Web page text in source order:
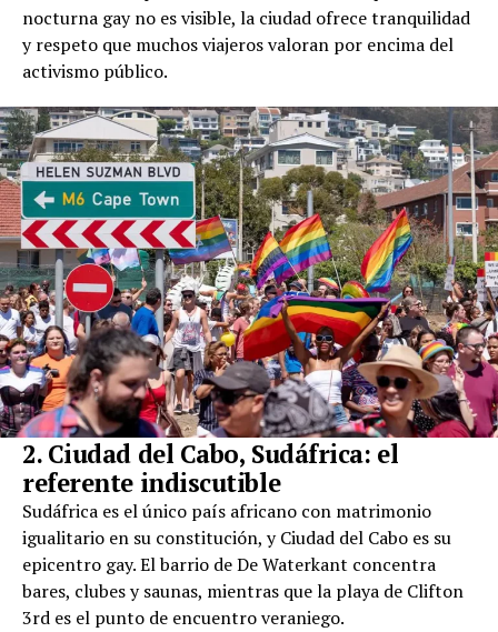
nocturna gay no es visible, la ciudad ofrece tranquilidad
y respeto que muchos viajeros valoran por encima del
activismo público.
2. Ciudad del Cabo, Sudáfrica: el
referente indiscutible
Sudáfrica es el único país africano con matrimonio
igualitario en su constitución, y Ciudad del Cabo es su
epicentro gay. El barrio de De Waterkant concentra
bares, clubes y saunas, mientras que la playa de Clifton
3rd es el punto de encuentro veraniego.